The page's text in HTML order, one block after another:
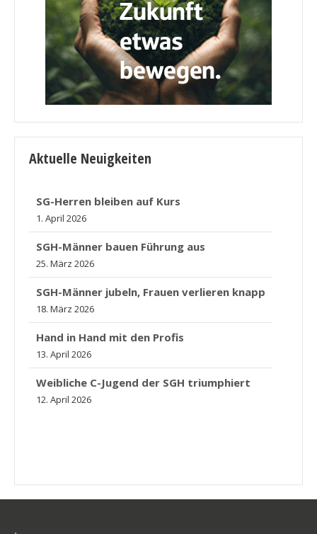
Aktuelle Neuigkeiten
SG-Herren bleiben auf Kurs
1. April 2026
SGH-Männer bauen Führung aus
25. März 2026
SGH-Männer jubeln, Frauen verlieren knapp
18. März 2026
Hand in Hand mit den Profis
13. April 2026
Weibliche C-Jugend der SGH triumphiert
12. April 2026